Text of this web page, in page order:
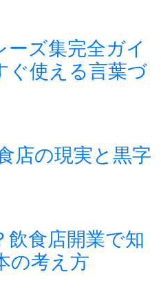
ズ集完全ガイ
ぐ使える言葉づ
店の現実と黒字
飲食店開業で知
の考え方